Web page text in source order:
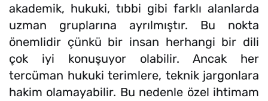
akademik, hukuki, tıbbi gibi farklı alanlarda
uzman gruplarına ayrılmıştır. Bu nokta
önemlidir çünkü bir insan herhangi bir dili
çok iyi konuşuyor olabilir. Ancak her
tercüman hukuki terimlere, teknik jargonlara
hakim olamayabilir. Bu nedenle özel ihtimam